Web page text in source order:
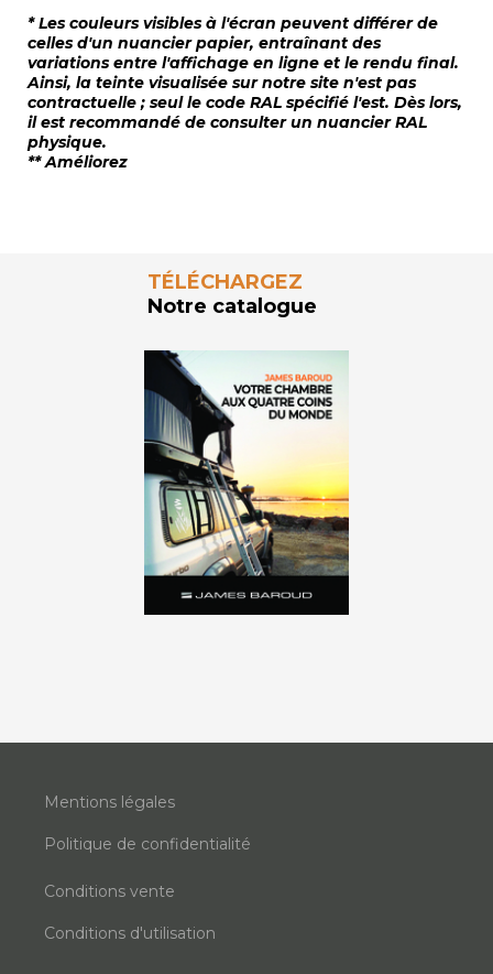
* Les couleurs visibles à l'écran peuvent différer de
celles d'un nuancier papier, entraînant des
variations entre l'affichage en ligne et le rendu final.
Ainsi, la teinte visualisée sur notre site n'est pas
contractuelle ; seul le code RAL spécifié l'est. Dès lors,
il est recommandé de consulter un nuancier RAL
physique.
** Améliorez
TÉLÉCHARGEZ
Notre catalogue
Mentions légales
Politique de confidentialité
Conditions vente
Conditions d'utilisation